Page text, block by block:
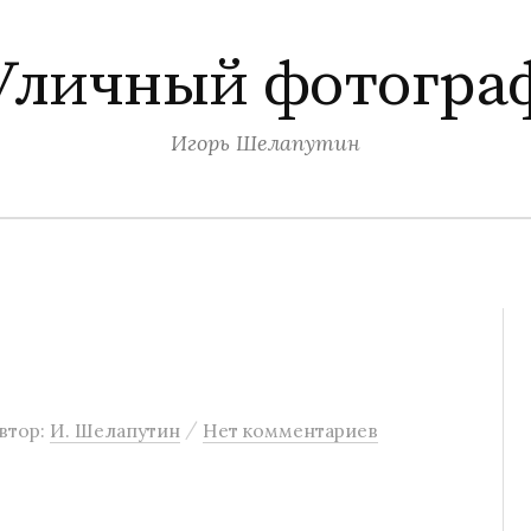
Игорь Шелапутин
И. Шелапутин / Нет комментариев